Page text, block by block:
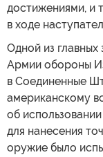
достижениями, и
в ходе
Одной из главных
Армии обороны
в Соединенные
американскому
об
для нанесения
оружие было